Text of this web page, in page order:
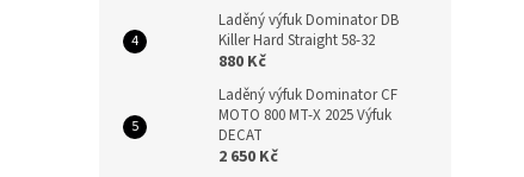
Laděný výfuk Dominator DB
Killer Hard Straight 58-32
880 Kč
Laděný výfuk Dominator CF
MOTO 800 MT-X 2025 Výfuk
DECAT
2 650 Kč